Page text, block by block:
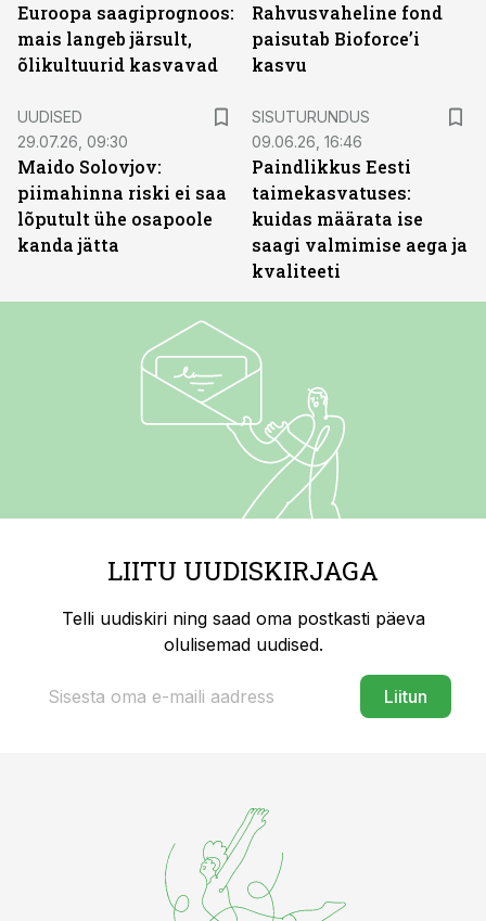
Euroopa saagiprognoos:
mais langeb järsult,
õlikultuurid kasvavad
Rahvusvaheline fond
paisutab Bioforce’i
kasvu
UUDISED
29.07.26, 09:30
Maido Solovjov:
piimahinna riski ei saa
lõputult ühe osapoole
kanda jätta
SISUTURUNDUS
09.06.26, 16:46
Paindlikkus Eesti
taimekasvatuses:
kuidas määrata ise
saagi valmimise aega ja
kvaliteeti
LIITU UUDISKIRJAGA
Telli uudiskiri ning saad oma postkasti päeva
olulisemad uudised.
Liitun